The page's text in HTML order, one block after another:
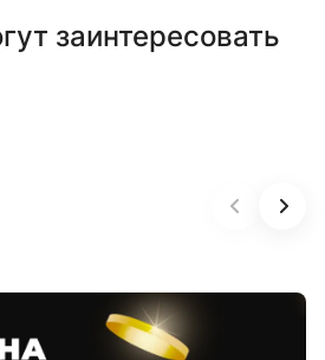
заинтересовать